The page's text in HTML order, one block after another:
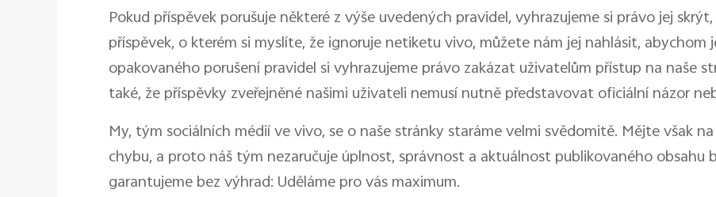
Pokud příspěvek porušuje některé z výše uvedených pravidel, vyhrazujeme si právo jej
příspěvek, o kterém si myslíte, že ignoruje netiketu vivo, můžete nám jej nahlásit,
opakovaného porušení pravidel si vyhrazujeme právo zakázat uživatelům přístup na naše
také, že příspěvky zveřejněné našimi uživateli nemusí nutně představovat oficiální názor
My, tým sociálních médií ve vivo, se o naše stránky staráme velmi svědomitě. Mějte však
chybu, a proto náš tým nezaručuje úplnost, správnost a aktuálnost publikovaného obsahu
garantujeme bez výhrad: Uděláme pro vás maximum.